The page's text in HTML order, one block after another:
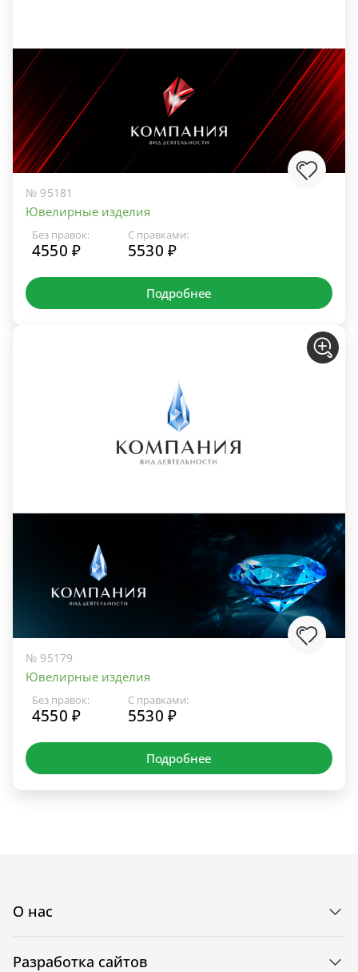
№ 95181
Ювелирные изделия
Без правок:
4550 ₽
С правками:
5530 ₽
Подробнее
№ 95179
Ювелирные изделия
Без правок:
4550 ₽
С правками:
5530 ₽
Подробнее
О нас
Разработка сайтов